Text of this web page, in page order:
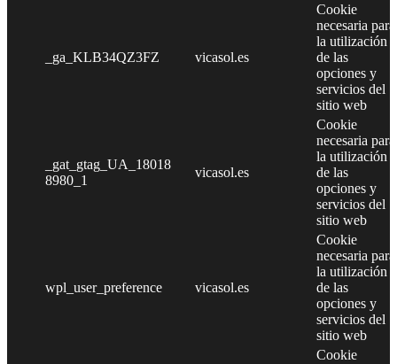
_ga_KLB34QZ3FZ vicasol.es
Cookie
necesaria para
la utilización
de las
opciones y
servicios del
sitio web
_gat_gtag_UA_18018
8980_1
vicasol.es
Cookie
necesaria para
la utilización
de las
opciones y
servicios del
sitio web
wpl_user_preference vicasol.es
Cookie
necesaria para
la utilización
de las
opciones y
servicios del
sitio web
Cookie